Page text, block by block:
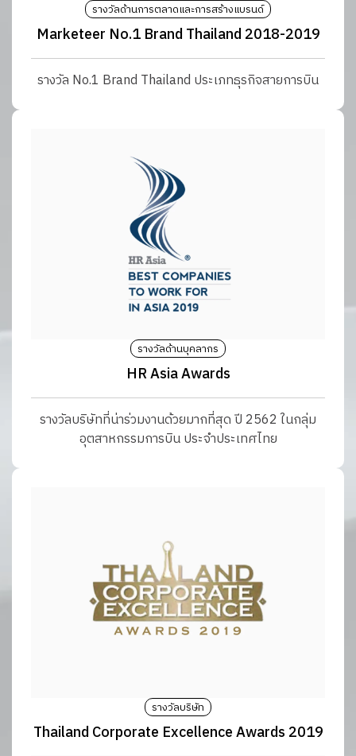
รางวัลด้านการตลาดและการสร้างแบรนด์
Marketeer No.1 Brand Thailand 2018-2019
รางวัล No.1 Brand Thailand ประเภทธุรกิจสายการบิน
รางวัลด้านบุคลากร
HR Asia Awards
รางวัลบริษัทที่น่าร่วมงานด้วยมากที่สุด ปี 2562 ในกลุ่ม
อุตสาหกรรมการบิน ประจำประเทศไทย
รางวัลบริษัท
Thailand Corporate Excellence Awards 2019